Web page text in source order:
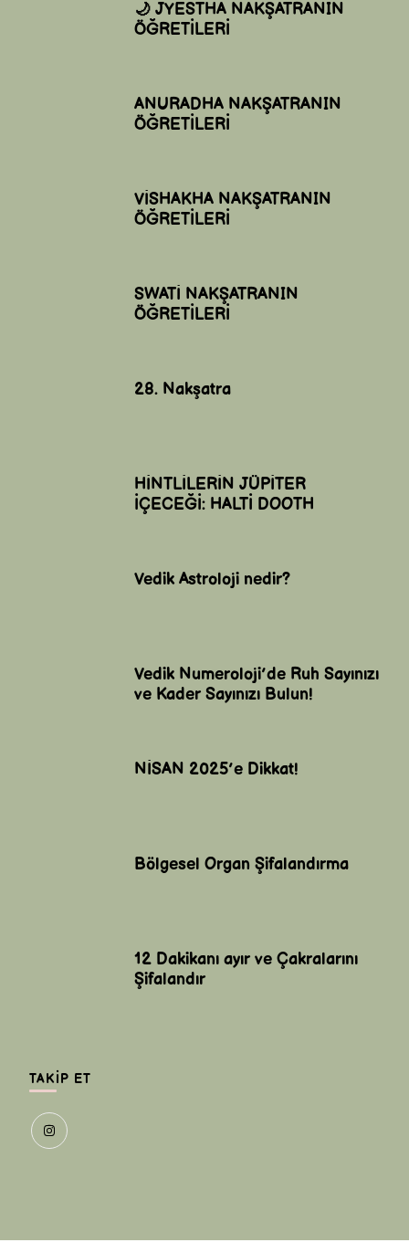
🌙 JYESTHA NAKŞATRANIN
ÖĞRETİLERİ
ANURADHA NAKŞATRANIN
ÖĞRETİLERİ
VİSHAKHA NAKŞATRANIN
ÖĞRETİLERİ
SWATİ NAKŞATRANIN
ÖĞRETİLERİ
28. Nakşatra
HİNTLİLERİN JÜPİTER
İÇECEĞİ: HALTİ DOOTH
Vedik Astroloji nedir?
Vedik Numeroloji’de Ruh Sayınızı
ve Kader Sayınızı Bulun!
NİSAN 2025’e Dikkat!
Bölgesel Organ Şifalandırma
12 Dakikanı ayır ve Çakralarını
Şifalandır
TAKIP ET